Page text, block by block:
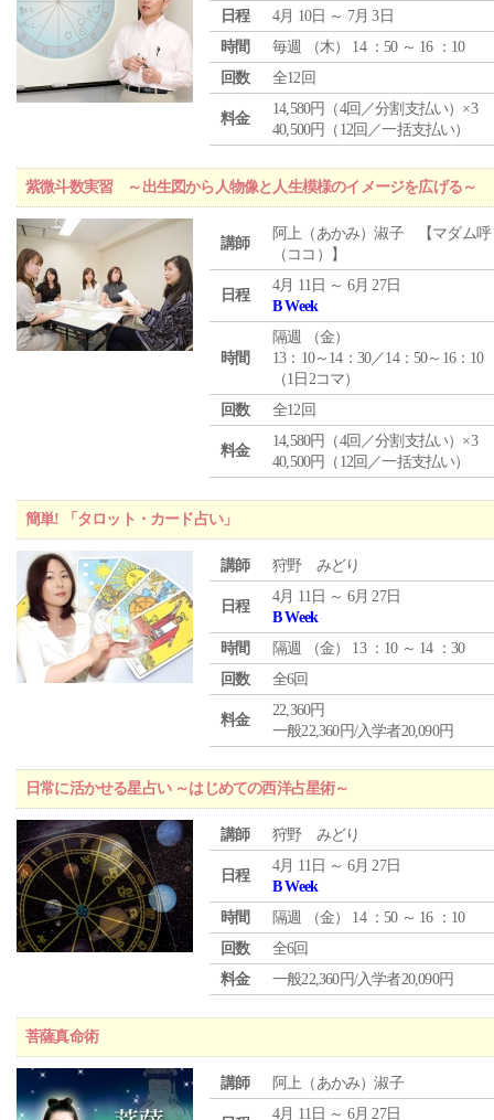
日程
4月 10日 ～ 7月 3日
時間
毎週 （木） 14 ：50 ～ 16 ：10
回数
全12回
料金
14,580円（4回／分割支払い）×3
40,500円（12回／一括支払い）
紫微斗数実習 ～出生図から人物像と人生模様のイメージを広げる～
講師
阿上（あかみ）淑子 【マダム呼
（ココ）】
日程
4月 11日 ～ 6月 27日
B Week
時間
隔週 （金）
13：10～14：30／14：50～16：10
（1日2コマ）
回数
全12回
料金
14,580円（4回／分割支払い）×3
40,500円（12回／一括支払い）
簡単! 「タロット・カード占い」
講師 狩野 みどり
日程
4月 11日 ～ 6月 27日
B Week
時間
隔週 （金） 13 ：10 ～ 14 ：30
回数
全6回
料金
22,360円
一般22,360円/入学者20,090円
日常に活かせる星占い ～はじめての西洋占星術～
講師 狩野 みどり
日程
4月 11日 ～ 6月 27日
B Week
時間
隔週 （金） 14 ：50 ～ 16 ：10
回数
全6回
料金
一般22,360円/入学者20,090円
菩薩真命術
講師 阿上（あかみ）淑子
4月 11日 ～ 6月 27日